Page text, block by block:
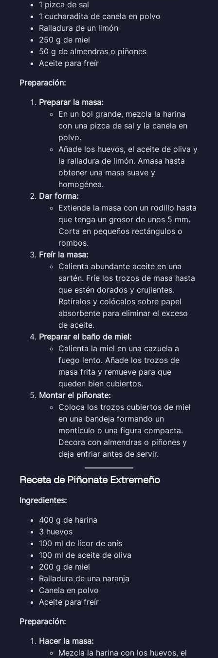
1 pizca de sal
1 cucharadita de canela en polvo
Ralladura de un limón
250 g de miel
50 g de almendras o piñones
Aceite para freír
Preparación:
Preparar la masa:
En un bol grande, mezcla la harina
con una pizca de sal y la canela en
polvo.
Añade los huevos, el aceite de oliva y
la ralladura de limón. Amasa hasta
obtener una masa suave y
homogénea.
Dar forma:
Extiende la masa con un rodillo hasta
que tenga un grosor de unos 5 mm.
Corta en pequeños rectángulos o
rombos.
Freír la masa:
Calienta abundante aceite en una
sartén. Fríe los trozos de masa hasta
que estén dorados y crujientes.
Retíralos y colócalos sobre papel
absorbente para eliminar el exceso
de aceite.
Preparar el baño de miel:
Calienta la miel en una cazuela a
fuego lento. Añade los trozos de
masa frita y remueve para que
queden bien cubiertos.
Montar el piñonate:
Coloca los trozos cubiertos de miel
en una bandeja formando un
montículo o una figura compacta.
Decora con almendras o piñones y
deja enfriar antes de servir.
Receta de Piñonate Extremeño
Ingredientes:
400 g de harina
3 huevos
100 ml de licor de anís
100 ml de aceite de oliva
200 g de miel
Ralladura de una naranja
Canela en polvo
Aceite para freír
Preparación:
Hacer la masa:
Mezcla la harina con los huevos, el